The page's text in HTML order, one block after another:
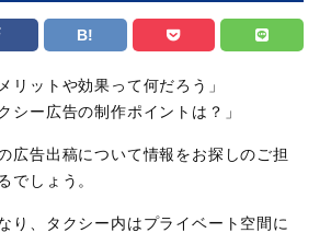
B!
リットや効果って何だろう」
シー広告の制作ポイントは？」
広告出稿について情報をお探しのご担
でしょう。
り、タクシー内はプライベート空間に